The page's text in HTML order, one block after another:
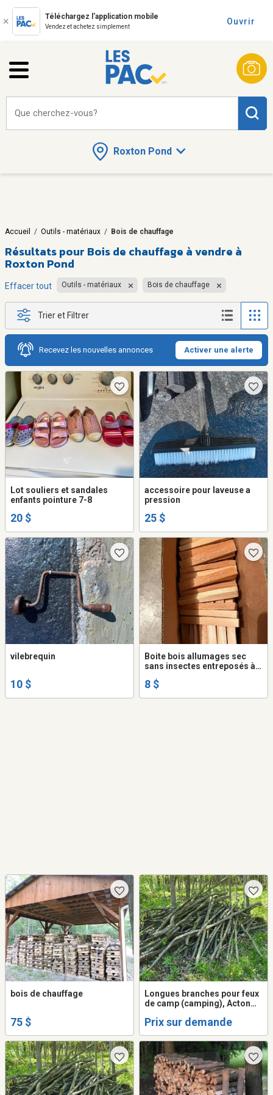
Téléchargez l'application mobile
Vendez et achetez simplement
Ouvrir
Roxton Pond
Que cherchez-vous?
Accueil / Outils - matériaux / Bois de chauffage
Résultats pour Bois de chauffage à vendre à
Roxton Pond
Effacer tout Outils - matériaux Bois de chauffage
Trier et Filtrer
Recevez les nouvelles annonces Activer une alerte
Lot souliers et sandales
enfants pointure 7-8
20 $
accessoire pour laveuse a
pression
25 $
vilebrequin
10 $
Boite bois allumages sec
sans insectes entreposés à
8 $
bois de chauffage
75 $
Longues branches pour feux
de camp (camping), Acton
Prix sur demande